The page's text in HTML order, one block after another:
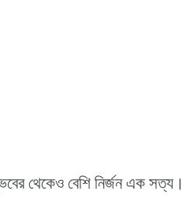
থেকেও বেশি নির্জন এক সত্য।